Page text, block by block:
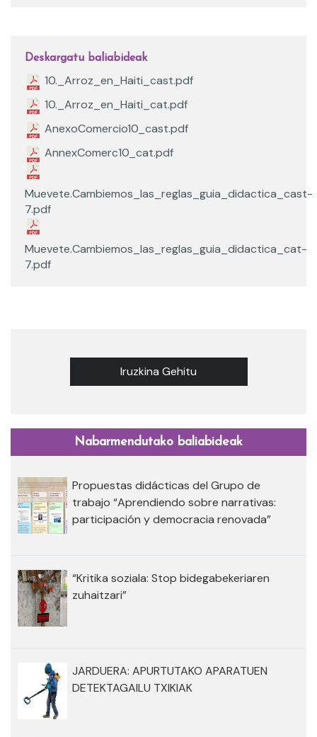
Deskargatu baliabideak
10._Arroz_en_Haiti_cast.pdf
10._Arroz_en_Haiti_cat.pdf
AnexoComercio10_cast.pdf
AnnexComerc10_cat.pdf
Muevete.Cambiemos_las_reglas_guia_didactica_cast-
7.pdf
Muevete.Cambiemos_las_reglas_guia_didactica_cat-
7.pdf
Iruzkina Gehitu
Nabarmendutako baliabideak
Propuestas didácticas del Grupo de
trabajo “Aprendiendo sobre narrativas:
participación y democracia renovada”
“Kritika soziala: Stop bidegabekeriaren
zuhaitzari”
JARDUERA: APURTUTAKO APARATUEN
DETEKTAGAILU TXIKIAK